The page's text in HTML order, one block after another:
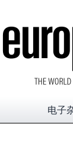
电子